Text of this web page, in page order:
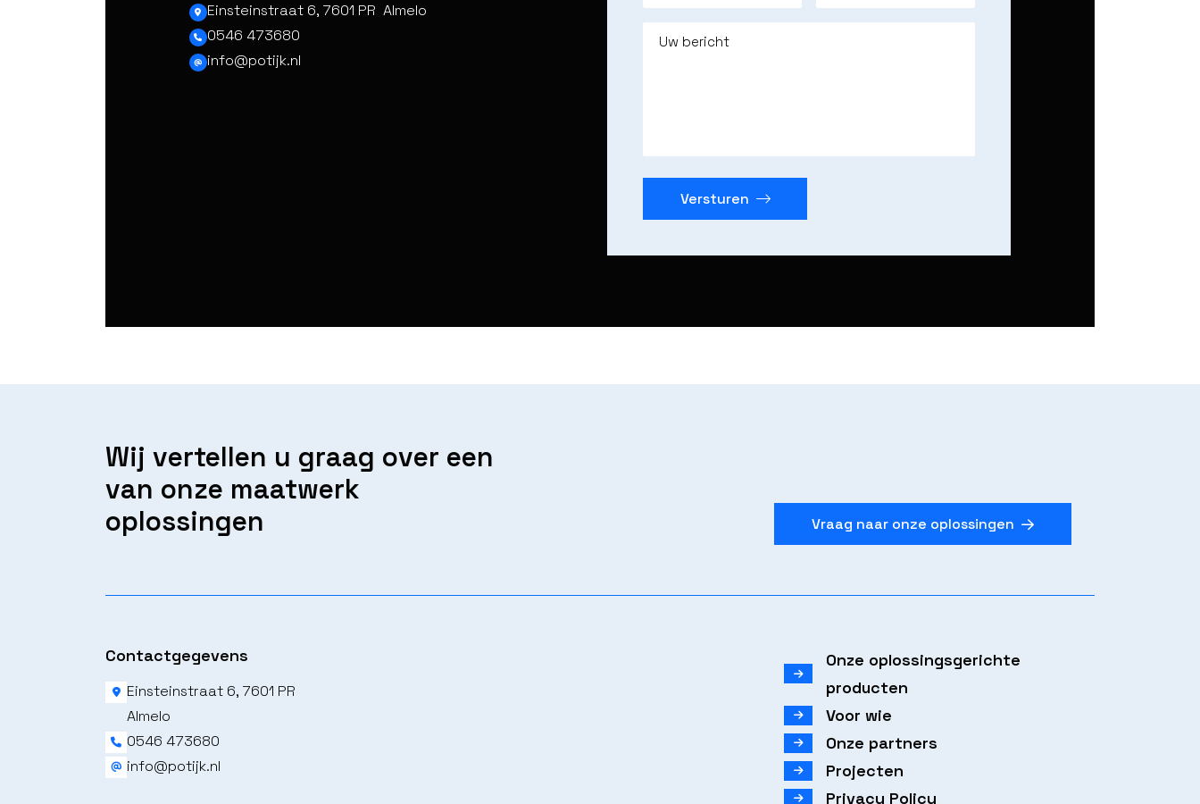
Einsteinstraat 6, 7601 PR Almelo
0546 473680
info@potijk.nl
Uw bericht
Versturen
Wij vertellen u graag over een
van onze maatwerk
oplossingen
Vraag naar onze oplossingen
Contactgegevens
Einsteinstraat 6, 7601 PR
Almelo
0546 473680
info@potijk.nl
Onze oplossingsgerichte
producten
Voor wie
Onze partners
Projecten
Privacy Policy